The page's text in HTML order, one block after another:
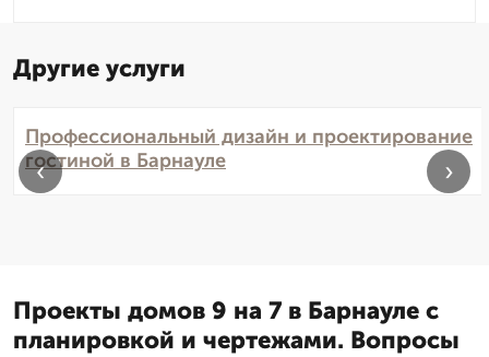
Другие услуги
Профессиональный дизайн и проектирование
гостиной в Барнауле
‹ ›
Проекты домов 9 на 7 в Барнауле с
планировкой и чертежами. Вопросы